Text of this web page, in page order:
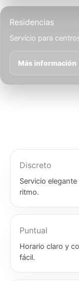
Residencias
Servicio para
Más información
Discreto
Servicio
ritmo.
Puntual
Horario claro y
fácil.